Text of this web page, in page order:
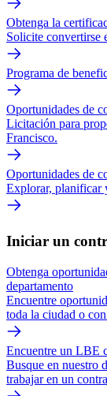
Obtenga la
Solicite convertirse
Programa de
Oportunidades de
Licitación para
Francisco.
Oportunidades de
Explorar, planificar
Iniciar un
Obtenga
departamento
Encuentre
toda la ciudad o
Encuentre un LBE
Busque en nuestro
trabajar en un